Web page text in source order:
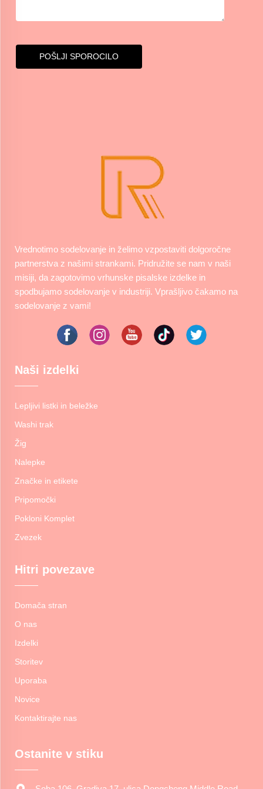
POŠLJI SPOROCILO
Vrednotimo sodelovanje in želimo vzpostaviti dolgoročne
partnerstva z našimi strankami. Pridružite se nam v naši
misiji, da zagotovimo vrhunske pisalske izdelke in
spodbujamo sodelovanje v industriji. Vprašljivo čakamo na
sodelovanje z vami!
Naši izdelki
Lepljivi listki in beležke
Washi trak
Žig
Nalepke
Značke in etikete
Pripomočki
Pokloni Komplet
Zvezek
Hitri povezave
Domača stran
O nas
Izdelki
Storitev
Uporaba
Novice
Kontaktirajte nas
Ostanite v stiku